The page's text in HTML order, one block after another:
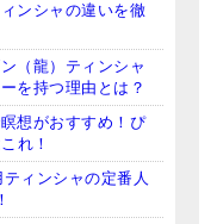
ンシャの違いを徹
（龍）ティンシャ
を持つ理由とは？
想がおすすめ！ぴ
れ！
ティンシャの定番人